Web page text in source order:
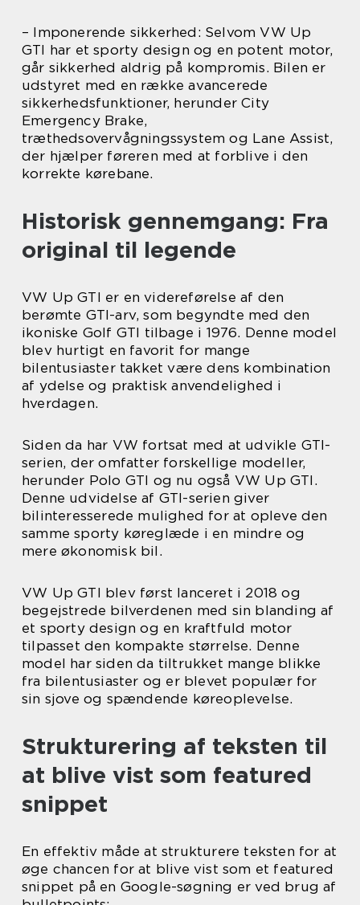
– Imponerende sikkerhed: Selvom VW Up
GTI har et sporty design og en potent motor,
går sikkerhed aldrig på kompromis. Bilen er
udstyret med en række avancerede
sikkerhedsfunktioner, herunder City
Emergency Brake,
træthedsovervågningssystem og Lane Assist,
der hjælper føreren med at forblive i den
korrekte kørebane.
Historisk gennemgang: Fra
original til legende
VW Up GTI er en videreførelse af den
berømte GTI-arv, som begyndte med den
ikoniske Golf GTI tilbage i 1976. Denne model
blev hurtigt en favorit for mange
bilentusiaster takket være dens kombination
af ydelse og praktisk anvendelighed i
hverdagen.
Siden da har VW fortsat med at udvikle GTI-
serien, der omfatter forskellige modeller,
herunder Polo GTI og nu også VW Up GTI.
Denne udvidelse af GTI-serien giver
bilinteresserede mulighed for at opleve den
samme sporty køreglæde i en mindre og
mere økonomisk bil.
VW Up GTI blev først lanceret i 2018 og
begejstrede bilverdenen med sin blanding af
et sporty design og en kraftfuld motor
tilpasset den kompakte størrelse. Denne
model har siden da tiltrukket mange blikke
fra bilentusiaster og er blevet populær for
sin sjove og spændende køreoplevelse.
Strukturering af teksten til
at blive vist som featured
snippet
En effektiv måde at strukturere teksten for at
øge chancen for at blive vist som et featured
snippet på en Google-søgning er ved brug af